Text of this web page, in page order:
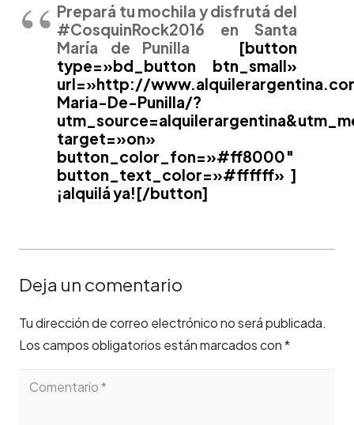
Prepará tu mochila y disfrutá del
#CosquinRock2016 en Santa
María de Punilla [button
type=»bd_button btn_small»
url=»http://
Maria-De-Punilla/?
target=»on»
button_color_fon=»#ff8000″
button_text_color=»#ffffff» ]
¡alquilá ya![/button]
Deja un comentario
Tu dirección de correo electrónico no será publicada.
Los campos obligatorios están marcados con*